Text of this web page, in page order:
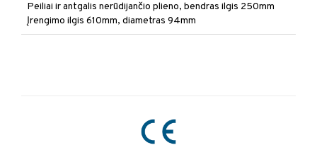
Peiliai ir antgalis nerūdijančio plieno, bendras ilgis 250mm
Įrengimo ilgis 610mm, diametras 94mm